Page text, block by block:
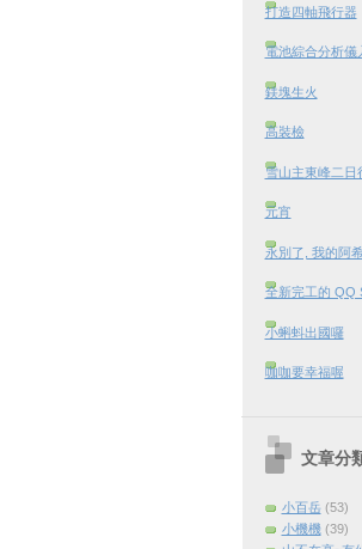
打造四軸飛行器
電池綜合分析儀
鎂塊生火
高裝檢
雪山主東峰二日
元宵
永別了, 我的阿
全新完工的 QQ
小蝌蚪出國囉
咖咖要幸福喔
文章分
小百岳 (53)
小機機 (39)